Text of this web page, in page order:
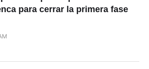
para cerrar la primera fase